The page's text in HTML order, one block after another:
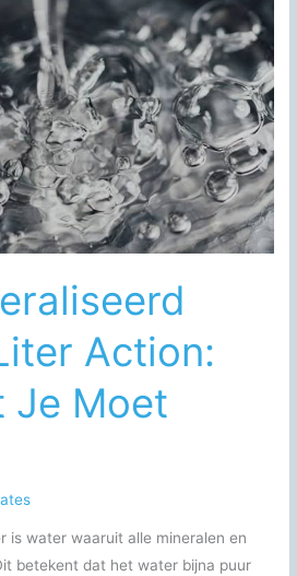
Action:
Je Moet
is water waaruit alle mineralen en
betekent dat het water bijna puur